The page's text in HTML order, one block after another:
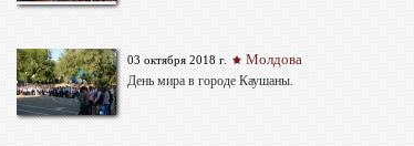
03 октября 2018 г. Молдова
День мира в городе Каушаны.